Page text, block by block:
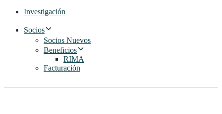
Investigación
Socios
Socios Nuevos
Beneficios
RIMA
Facturación